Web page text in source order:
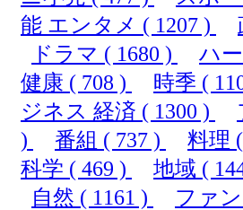
能 エンタメ ( 1207 )
ドラマ ( 1680 )
ハ
健康 ( 708 )
時季 (
ジネス 経済 ( 1300 )
)
番組 ( 737 )
料理
科学 ( 469 )
地域 (
自然 ( 1161 )
ファ